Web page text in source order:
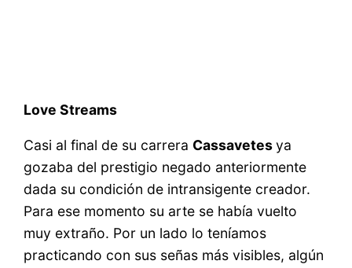
Love Streams
Casi al final de su carrera Cassavetesya
gozaba del prestigio negado anteriormente
dada su condición de intransigente creador.
Para ese momento su arte se había vuelto
muy extraño. Por un lado lo teníamos
practicando con sus señas más visibles, algún